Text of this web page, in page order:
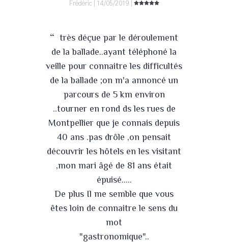
Frédéric | 14/05/2019 |
“ très déçue par le déroulement
de la ballade..ayant téléphoné la
veille pour connaitre les difficultés
de la ballade ;on m'a annoncé un
parcours de 5 km environ
..tourner en rond ds les rues de
Montpellier que je connais depuis
40 ans .pas drôle ,on pensait
découvrir les hôtels en les visitant
,mon mari âgé de 81 ans était
épuisé.....
De plus Il me semble que vous
êtes loin de connaitre le sens du
mot
"gastronomique"..